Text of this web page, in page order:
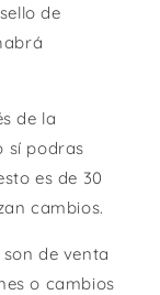
de
de la
sí podras
es de 30
cambios.
de venta
o cambios